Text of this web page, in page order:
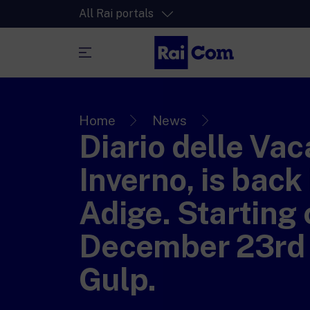
All Rai portals
The video streaming platform for all.
The digital platform of the Rai Radio
channels.
RaiPlay Sound
A safe space full of cartoons for the
RaiPlay YoYo
Home News
Diario delle
Inverno, is
Adige. Starting
December 23rd
Gulp.